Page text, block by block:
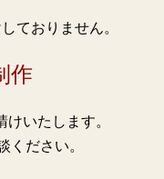
ておりません。
作
いたします。
ください。